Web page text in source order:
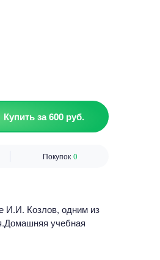
Купить за 600 руб.
Покупок 0
И.И. Козлов, одним из
учебная